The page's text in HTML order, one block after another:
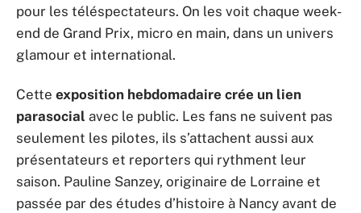
pour les téléspectateurs. On les voit chaque week-
end de Grand Prix, micro en main, dans un univers
glamour et international.
Cette exposition hebdomadaire crée un lien
parasocial avec le public. Les fans ne suivent pas
seulement les pilotes, ils s’attachent aussi aux
présentateurs et reporters qui rythment leur
saison. Pauline Sanzey, originaire de Lorraine et
passée par des études d’histoire à Nancy avant de